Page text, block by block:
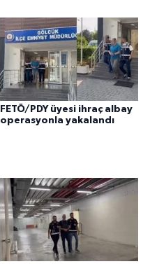
FETÖ/PDY üyesi ihraç albay
operasyonla yakalandı